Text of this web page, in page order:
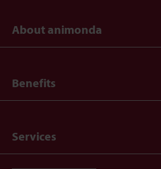
About animonda
Benefits
Services